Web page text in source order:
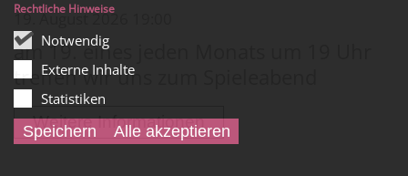
Notwendig
Externe Inhalte
Statistiken
Speichern
Alle akzeptieren
Rechtliche Hinweise
19. August 2026 19:00
am 19. eines jeden Monats um 19 Uhr
treffen wir uns zum Spieleabend
Weitere Informationen